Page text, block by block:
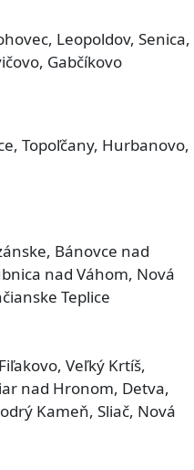
Leopoldov, Senica,
Gabčíkovo
Topoľčany, Hurbanovo,
Bánovce nad
nad Váhom, Nová
Teplice
Veľký Krtíš,
nad Hronom, Detva,
Kameň, Sliač, Nová